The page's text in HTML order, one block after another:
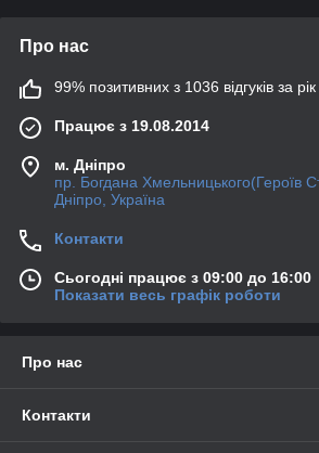
Про нас
99% позитивних з 1036 відгуків за рік
Працює з 19.08.2014
м. Дніпро
пр. Богдана Хмельницького(Героїв
Дніпро, Україна
Контакти
Сьогодні працює з 09:00 до 16:00
Показати весь графік роботи
Про нас
Контакти